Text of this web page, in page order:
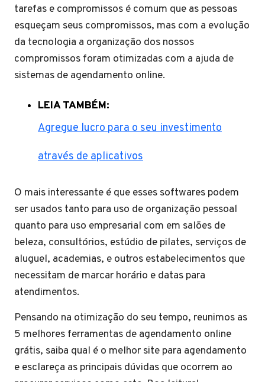
tarefas e compromissos é comum que as pessoas
esqueçam seus compromissos, mas com a evolução
da tecnologia a organização dos nossos
compromissos foram otimizadas com a ajuda de
sistemas de agendamento online.
LEIA TAMBÉM:
Agregue lucro para o seu investimento
através de aplicativos
O mais interessante é que esses softwares podem
ser usados tanto para uso de organização pessoal
quanto para uso empresarial com em salões de
beleza, consultórios, estúdio de pilates, serviços de
aluguel, academias, e outros estabelecimentos que
necessitam de marcar horário e datas para
atendimentos.
Pensando na otimização do seu tempo, reunimos as
5 melhores ferramentas de agendamento online
grátis, saiba qual é o melhor site para agendamento
e esclareça as principais dúvidas que ocorrem ao